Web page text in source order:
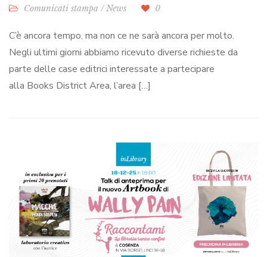
Comunicati stampa / News 0
C’è ancora tempo, ma non ce ne sarà ancora per molto.
Negli ultimi giorni abbiamo ricevuto diverse richieste da
parte delle case editrici interessate a partecipare
alla Books District Area, l’area […]